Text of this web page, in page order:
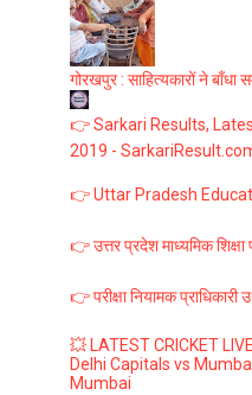
गोरखपुर : साहित्यकारों ने बाँधा
👉 Sarkari Results,
2019 -
👉 Uttar Pradesh
👉 उत्तर प्रदेश माध्यमिक
👉 परीक्षा नियामक प्राधिकारी
💥 LATEST CRICKET
Delhi Capitals vs
Mumbai